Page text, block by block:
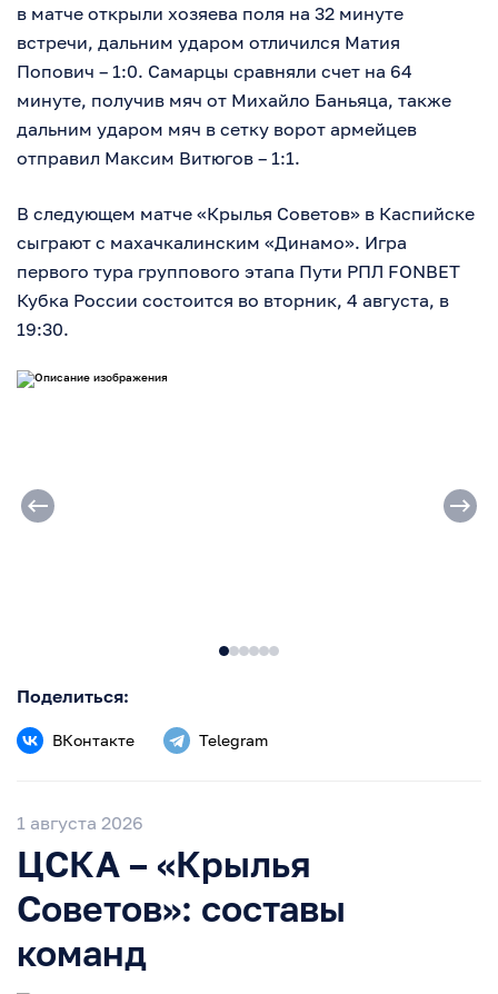
в матче открыли хозяева поля на 32 минуте
встречи, дальним ударом отличился Матия
Попович – 1:0. Самарцы сравняли счет на 64
минуте, получив мяч от Михайло Баньяца, также
дальним ударом мяч в сетку ворот армейцев
отправил Максим Витюгов – 1:1.
В следующем матче «Крылья Советов» в Каспийске
сыграют с махачкалинским «Динамо». Игра
первого тура группового этапа Пути РПЛ FONBET
Кубка России состоится во вторник, 4 августа, в
19:30.
Поделиться:
ВКонтакте Telegram
1 августа 2026
ЦСКА – «Крылья
Советов»: составы
команд